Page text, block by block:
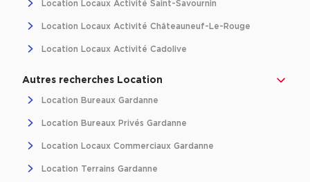
Location Locaux Activité Saint-Savournin
Location Locaux Activité Châteauneuf-Le-Rouge
Location Locaux Activité Cadolive
Autres recherches Location
Location Bureaux Gardanne
Location Bureaux Privés Gardanne
Location Locaux Commerciaux Gardanne
Location Terrains Gardanne